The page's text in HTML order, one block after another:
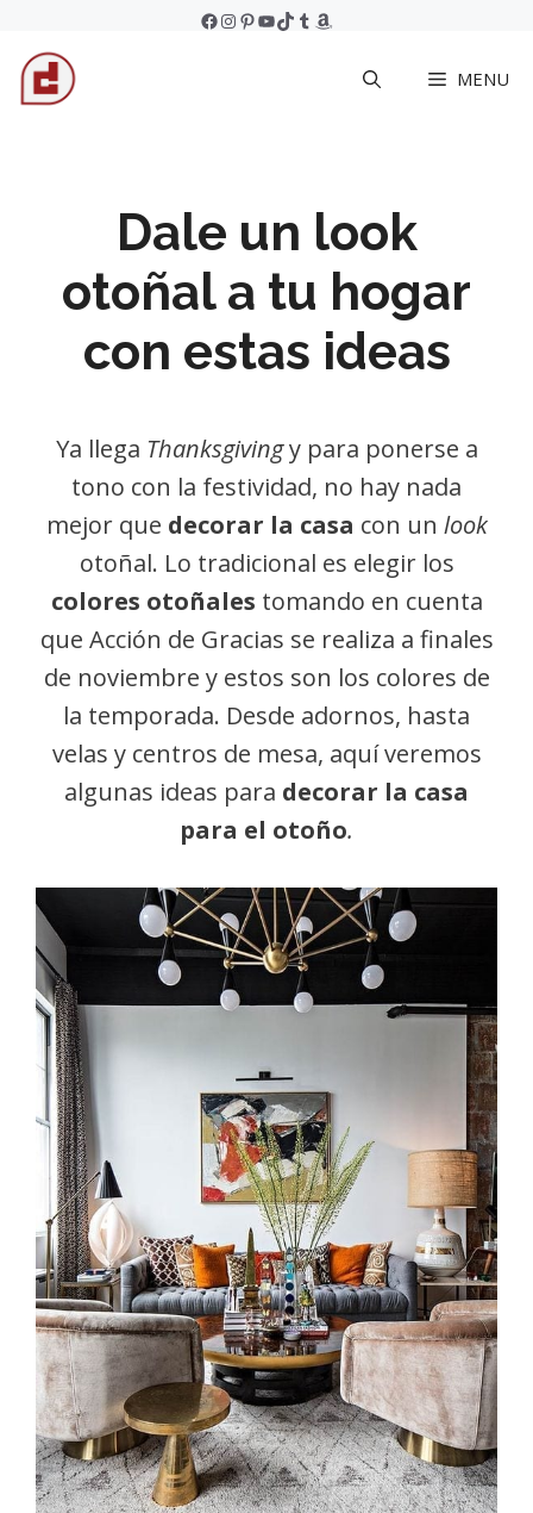
content
Facebook
Instagram
Pinterest
YouTube
TikTok
Tumblr
Amazon
MENU
Dale un look
otoñal a tu hogar
con estas ideas
Ya llega Thanksgivingy para ponerse a
tono con la festividad, no hay nada
mejor que decorar la casa con un look
otoñal. Lo tradicional es elegir los
colores otoñales tomando en cuenta
que Acción de Gracias se realiza a finales
de noviembre y estos son los colores de
la temporada. Desde adornos, hasta
velas y centros de mesa, aquí veremos
algunas ideas para decorar la casa
para el otoño.